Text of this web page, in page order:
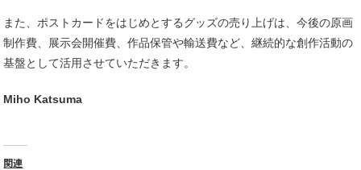
また、ポストカードをはじめとするグッズの売り上げは、今後の原画
制作費、展示会開催費、作品保管や輸送費など、継続的な創作活動の
基盤として活用させていただきます。
Miho Katsuma
関連